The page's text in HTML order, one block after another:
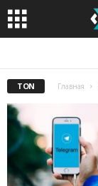
TON Главная